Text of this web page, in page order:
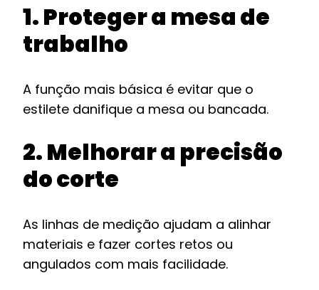
1. Proteger a mesa de
trabalho
A função mais básica é evitar que o
estilete danifique a mesa ou bancada.
2. Melhorar a precisão
do corte
As linhas de medição ajudam a alinhar
materiais e fazer cortes retos ou
angulados com mais facilidade.